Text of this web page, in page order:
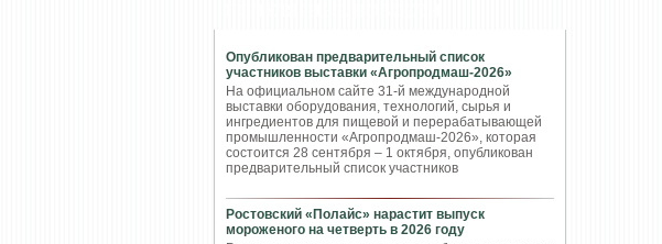
Опубликован предварительный список
участников выставки «Агропродмаш-2026»
На официальном сайте 31-й международной
выставки оборудования, технологий, сырья и
ингредиентов для пищевой и перерабатывающей
промышленности «Агропродмаш-2026», которая
состоится 28 сентября – 1 октября, опубликован
предварительный список участников
Ростовский «Полайс» нарастит выпуск
мороженого на четверть в 2026 году